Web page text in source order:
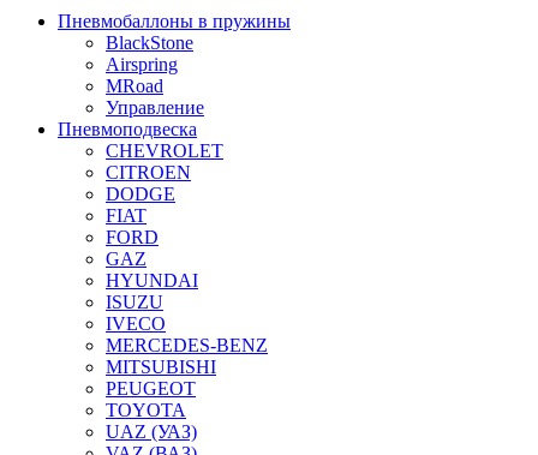
Пневмобаллоны в пружины
BlackStone
Airspring
MRoad
Управление
Пневмоподвеска
CHEVROLET
CITROEN
DODGE
FIAT
FORD
GAZ
HYUNDAI
ISUZU
IVECO
MERCEDES-BENZ
MITSUBISHI
PEUGEOT
TOYOTA
UAZ (УАЗ)